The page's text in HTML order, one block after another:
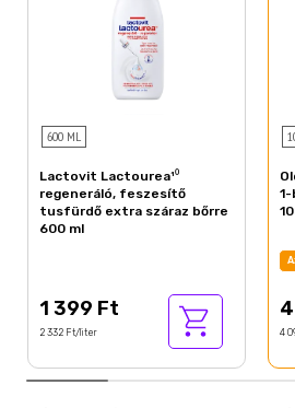
PEG-200 Hydrogenated
Citric Acid
Sodium Hydroxide
Linalool
Citronellol
Geraniol
Sodium Benzoate
CI 16035 (Red 40)
600 ML
Lactovit Lactourea¹⁰
regeneráló, feszesítő
tusfürdő extra száraz bőrre
600 ml
1 399 Ft
2 332 Ft/liter 4